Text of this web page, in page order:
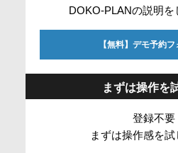
DOKO-PLANの説明
【無料】デモ予約
まずは操作を
登録不要
まずは操作感を